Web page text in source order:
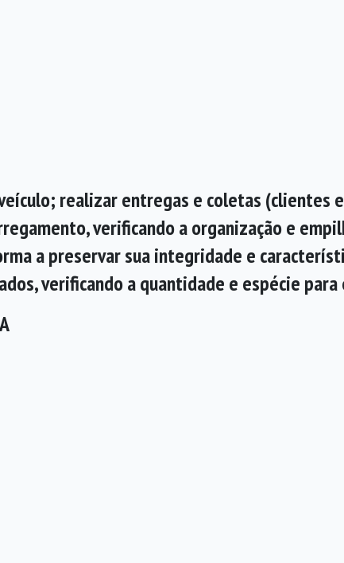
realizar entregas e coletas (clientes
verificando a organização e
a preservar sua integridade e
verificando a quantidade e espécie